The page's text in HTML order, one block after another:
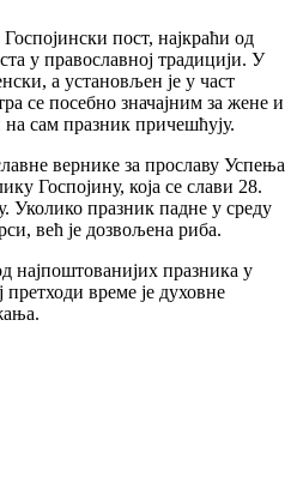
пост, најкраћи од
у православној традицији. У
а установљен је у част
се посебно значајним за жене и
сам празник причешћују.
вернике за прославу Успења
Госпојину, која се слави 28.
Уколико празник падне у среду
већ је дозвољена риба.
најпоштованијих празника у
претходи време је духовне